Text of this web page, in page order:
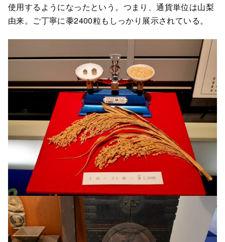
使用するようになったという。つまり、通貨単位は山梨
由来。ご丁寧に黍2400粒もしっかり展示されている。